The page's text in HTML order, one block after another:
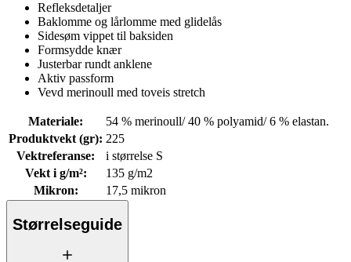
Refleksdetaljer
Baklomme og lårlomme med glidelås
Sidesøm vippet til baksiden
Formsydde knær
Justerbar rundt anklene
Aktiv passform
Vevd merinoull med toveis stretch
Materiale:
54 % merinoull/ 40 % polyamid/ 6 % elastan.
Produktvekt (gr): 225
Vektreferanse:
i størrelse S
Vekt i g/m²:
135 g/m2
Mikron: 17,5 mikron
Størrelseguide